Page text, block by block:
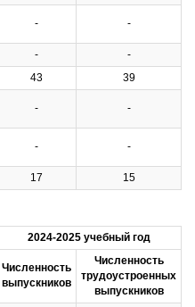
- -
-
-
43 39
- -
- -
17 15
2024-2025 учебный год
Численность
выпускников
Численность
трудоустроенных
выпускников